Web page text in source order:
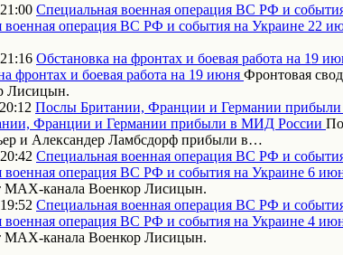
Специальная военная операция ВС РФ и
Обстановка на фронтах и боевая работа на 19
Фронтовая
Лисицын.
Послы Британии, Франции и Германии
и Александер Ламбсдорф прибыли в…
Специальная военная операция ВС РФ и
МАХ-канала Военкор Лисицын.
Специальная военная операция ВС РФ и
МАХ-канала Военкор Лисицын.